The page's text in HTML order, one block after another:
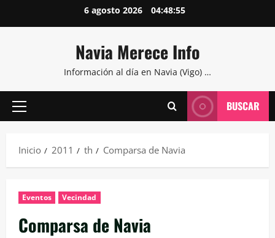
al
6 agosto 2026 04:48:56
Navia Merece Info
Información al día en Navia (Vigo) …
Menú
BUSCAR
Inicio 2011 th Comparsa de Navia
Eventos Vecindad
Comparsa de Navia